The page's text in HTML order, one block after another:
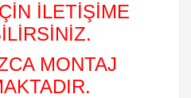
İLETİŞİME
MONTAJ